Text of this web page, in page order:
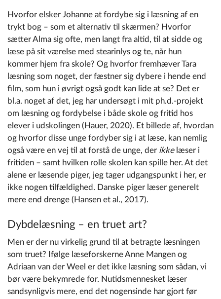
Hvorfor elsker Johanne at fordybe sig i læsning af en
trykt bog – som et alternativ til skærmen? Hvorfor
sætter Alma sig ofte, men langt fra altid, til at sidde og
læse på sit værelse med stearinlys og te, når hun
kommer hjem fra skole? Og hvorfor fremhæver Tara
læsning som noget, der fæstner sig dybere i hende end
film, som hun i øvrigt også godt kan lide at se? Det er
bl.a. noget af det, jeg har undersøgt i mit ph.d.-projekt
om læsning og fordybelse i både skole og fritid hos
elever i udskolingen (Hauer, 2020). Et billede af, hvordan
og hvorfor disse unge fordyber sig i at læse, kan nemlig
også være en vej til at forstå de unge, der ikkelæser i
fritiden – samt hvilken rolle skolen kan spille her. At det
alene er læsende piger, jeg tager udgangspunkt i her, er
ikke nogen tilfældighed. Danske piger læser generelt
mere end drenge (Hansen et al., 2017).
Dybdelæsning – en truet art?
Men er der nu virkelig grund til at betragte læsningen
som truet? Ifølge læseforskerne Anne Mangen og
Adriaan van der Weel er det ikke læsning som sådan, vi
bør være bekymrede for. Nutidsmennesket læser
sandsynligvis mere, end det nogensinde har gjort før